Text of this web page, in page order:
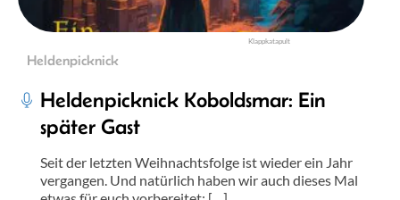
Klappkatapult
Heldenpicknick
Heldenpicknick Koboldsmar: Ein
später Gast
Seit der letzten Weihnachtsfolge ist wieder ein Jahr
vergangen. Und natürlich haben wir auch dieses Mal